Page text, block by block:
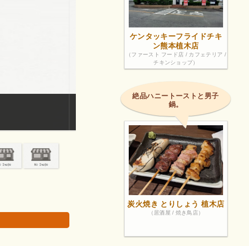
ランチ600円は激安。
画像は著作権
ケンタッキーフライドチキ
ン熊本植木店
（ファースト フード店 / カフェテリア /
チキンショップ）
絶品ハニートーストと男子
鍋。
炭火焼き とりしょう 植木店
（居酒屋 / 焼き鳥店）